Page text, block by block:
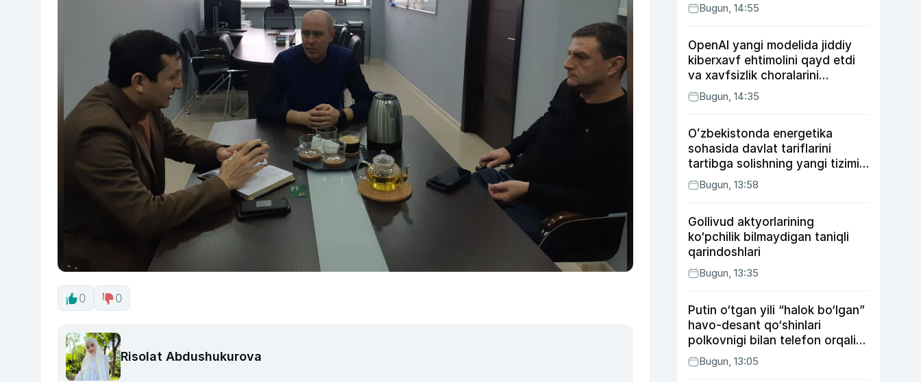
0 0
Risolat Abdushukurova
Bugun, 14:55
OpenAI yangi modelida jiddiy
kiberxavf ehtimolini qayd etdi
va xavfsizlik choralarini
kuchaytirdi
Bugun, 14:35
Oʻzbekistonda energetika
sohasida davlat tariflarini
tartibga solishning yangi tizimi
joriy etildi
Bugun, 13:58
Gollivud aktyorlarining
ko‘pchilik bilmaydigan taniqli
qarindoshlari
Bugun, 13:35
Putin o‘tgan yili “halok bo‘lgan”
havo-desant qo‘shinlari
polkovnigi bilan telefon orqali
suhbatlashdi
Bugun, 13:05